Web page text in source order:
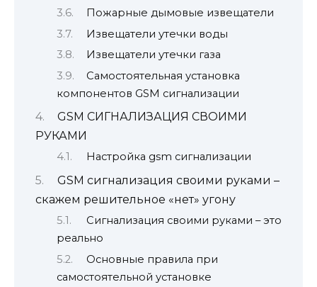
Пожарные дымовые извещатели
Извещатели утечки воды
Извещатели утечки газа
Самостоятельная установка
компонентов GSM сигнализации
GSM СИГНАЛИЗАЦИЯ СВОИМИ
РУКАМИ
Настройка gsm сигнализации
GSM сигнализация своими руками –
скажем решительное «нет» угону
Сигнализация своими руками – это
реально
Основные правила при
самостоятельной установке